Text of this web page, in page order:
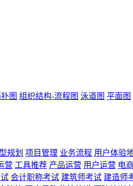
图 组织结构-流程图 泳道图 平面图
规划 项目管理 业务流程 用户体验
营 工具推荐 产品运营 用户运营 电
会计职称考试 建筑师考试 建造师